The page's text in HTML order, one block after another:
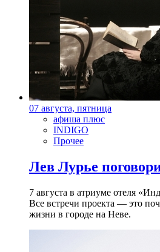
07 августа, пятница
афиша плюс
INDIGO
Прочее
Лев Лурье
7 августа в атриуме отеля
Все встречи проекта — это
жизни в городе на Неве.